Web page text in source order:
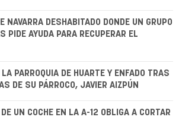
NAVARRA DESHABITADO DONDE UN GRUPO
PIDE AYUDA PARA RECUPERAR EL
PARROQUIA DE HUARTE Y ENFADO TRAS
DE SU PÁRROCO, JAVIER AIZPÚN
UN COCHE EN LA A-12 OBLIGA A CORTAR